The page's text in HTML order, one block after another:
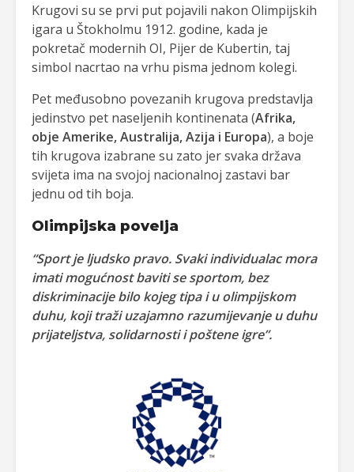
Krugovi su se prvi put pojavili nakon Olimpijskih
igara u Štokholmu 1912. godine, kada je
pokretač modernih OI, Pijer de Kubertin, taj
simbol nacrtao na vrhu pisma jednom kolegi.
Pet međusobno povezanih krugova predstavlja
jedinstvo pet naseljenih kontinenata (Afrika,
obje Amerike, Australija, Azija i Europa), a boje
tih krugova izabrane su zato jer svaka država
svijeta ima na svojoj nacionalnoj zastavi bar
jednu od tih boja.
Olimpijska povelja
“Sport je ljudsko pravo. Svaki individualac mora
imati mogućnost baviti se sportom, bez
diskriminacije bilo kojeg tipa i u olimpijskom
duhu, koji traži uzajamno razumijevanje u duhu
prijateljstva, solidarnosti i poštene igre”.